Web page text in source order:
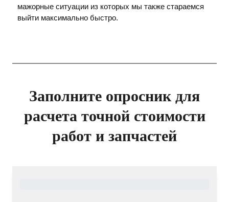
мажорные ситуации из которых мы также стараемся
выйти максимально быстро.
Заполните опросник для
расчета точной стоимости
работ и запчастей